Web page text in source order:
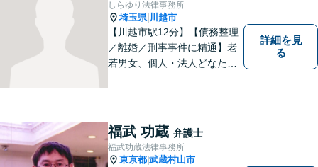
しらゆり法律事務所
埼玉県| 川越市
【川越市駅12分】【債務整理
／離婚／刑事事件に精通】老
若男女、個人・法人どなたか
顔や笑顔、感謝のお言葉が私
の喜びです。お困りの際はお
早めにご相談ください！【完
全個室対応】
詳細を見
る
福武 功蔵 弁護士
福武功蔵法律事務所
東京都 武蔵村山市